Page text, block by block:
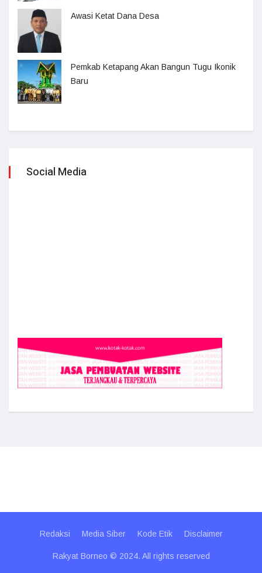
Awasi Ketat Dana Desa
Pemkab Ketapang Akan Bangun Tugu Ikonik
Baru
Social Media
Redaksi Media Siber Kode Etik Disclaimer
Rakyat Borneo © 2024. All rights reserved